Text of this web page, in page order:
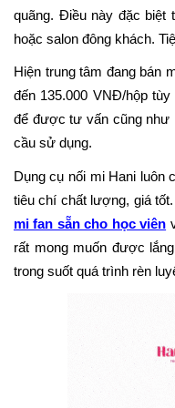
quãng. Điều này đặc biệt
hoặc salon đông khách.
Hiện trung tâm đang bán
đến 135.000 VNĐ/hộp
để được tư vấn cũng như
cầu sử dụng.
Dụng cụ nối mi Hani luôn
tiêu chí chất lượng, giá
mi fan sẵn cho học viên
rất mong muốn được
trong suốt quá trình rèn